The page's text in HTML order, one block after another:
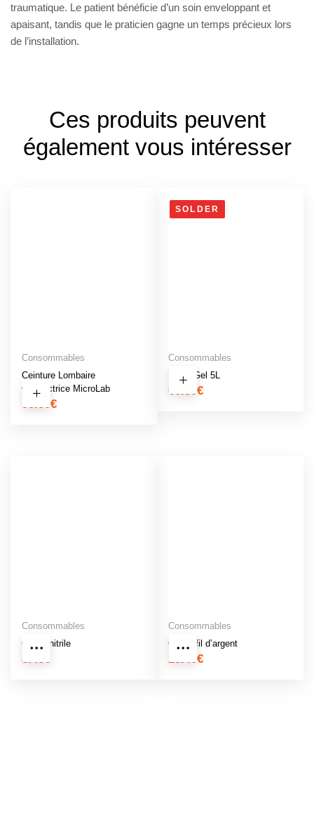
traumatique. Le patient bénéficie d’un soin enveloppant et
apaisant, tandis que le praticien gagne un temps précieux lors
de l’installation.
Ces produits peuvent
également vous intéresser
Consommables
Ceinture Lombaire
Conductrice MicroLab
50.00 €
SOLDER
Consommables
Micro Gel 5L
60.00 €
Consommables
Gants nitrile
8.40€
Consommables
Gants fil d’argent
29.40€